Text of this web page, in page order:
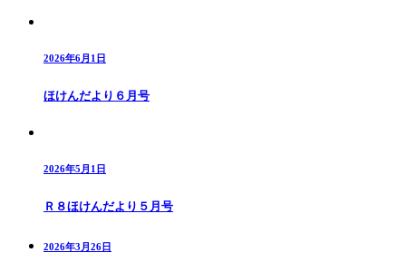
2026年6月1日
ほけんだより６月号
2026年5月1日
Ｒ８ほけんだより５月号
2026年3月26日